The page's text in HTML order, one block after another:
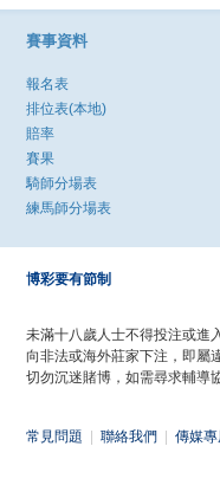
賽事資料
報名表
排位表(本地)
賠率
賽果
騎師分場表
練馬師分場表
博彩要有節制
未滿十八歲人士不得投注或進
向非法或海外莊家下注，即屬
切勿沉迷賭博，如需尋求輔導
常見問題 聯絡我們 傳媒專